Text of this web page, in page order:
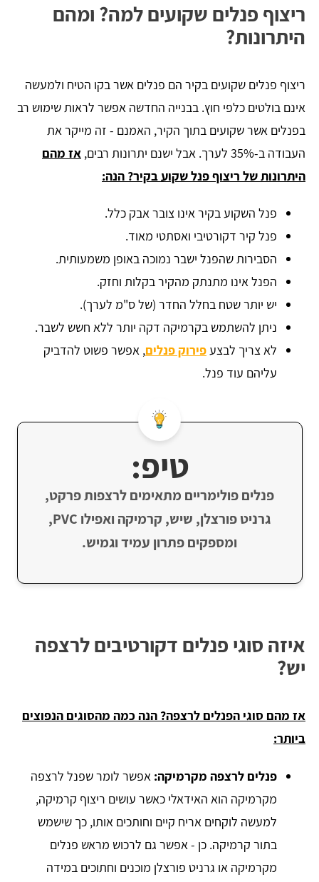
ריצוף פנלים שקועים למה? ומהם
היתרונות?
ריצוף פנלים שקועים בקיר הם פנלים אשר בקו הטיח ולמעשה
אינם בולטים כלפי חוץ. בבנייה החדשה אפשר לראות שימוש רב
בפנלים אשר שקועים בתוך הקיר, האמנם - זה מייקר את
העבודה ב-35% לערך. אבל ישנם יתרונות רבים,
אז מהם
היתרונות של ריצוף פנל שקוע בקיר? הנה:
פנל השקוע בקיר אינו צובר אבק כלל.
פנל קיר דקורטיבי ואסתטי מאוד.
הסבירות שהפנל ישבר נמוכה באופן משמעותית.
הפנל אינו מתנתק מהקיר בקלות וחזק.
יש יותר שטח בחלל החדר (של ס"מ לערך).
ניתן להשתמש בקרמיקה דקה יותר ללא חשש לשבר.
לא צריך לבצעפירוק פנלים, אפשר פשוט להדביק
עליהם עוד פנל.
טיפ:
פנלים פולימריים מתאימים לרצפות פרקט,
גרניט פורצלן, שיש, קרמיקה ואפילו PVC,
ומספקים פתרון עמיד וגמיש.
איזה סוגי פנלים דקורטיבים לרצפה
יש?
אז מהם סוגי הפנלים לרצפה? הנה כמה מהסוגים הנפוצים
ביותר:
פנלים לרצפה מקרמיקה: אפשר לומר שפנל לרצפה
מקרמיקה הוא האידאלי כאשר עושים ריצוף קרמיקה,
למעשה לוקחים אריח קיים וחותכים אותו, כך שישמש
בתור קרמיקה. כן - אפשר גם לרכוש מראש פנלים
מקרמיקה או גרניט פורצלן מוכנים וחתוכים במידה